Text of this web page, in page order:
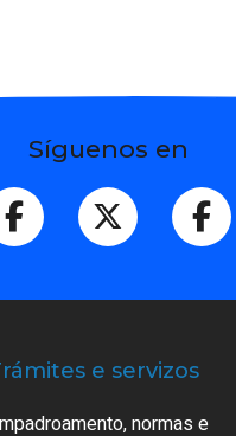
Síguenos en
e servizos
normas e